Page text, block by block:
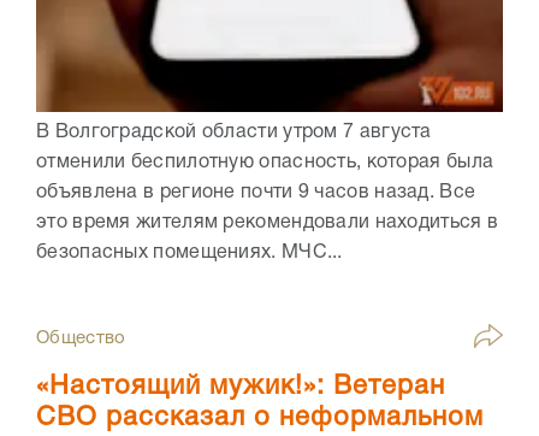
В Волгоградской области утром 7 августа
отменили беспилотную опасность, которая была
объявлена в регионе почти 9 часов назад. Все
это время жителям рекомендовали находиться в
безопасных помещениях. МЧС...
Общество
«Настоящий мужик!»: Ветеран
СВО рассказал о неформальном